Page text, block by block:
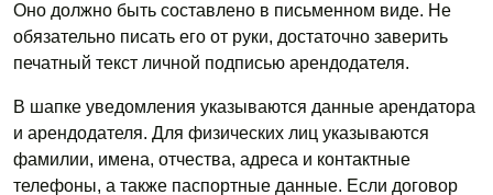
Оно должно быть составлено в письменном виде. Не
обязательно писать его от руки, достаточно заверить
печатный текст личной подписью арендодателя.
В шапке уведомления указываются данные арендатора
и арендодателя. Для физических лиц указываются
фамилии, имена, отчества, адреса и контактные
телефоны, а также паспортные данные. Если договор